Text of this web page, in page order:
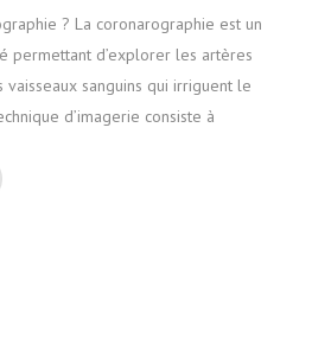
? La coronarographie est un
permettant d’explorer les artères
vaisseaux sanguins qui irriguent le
d’imagerie consiste à